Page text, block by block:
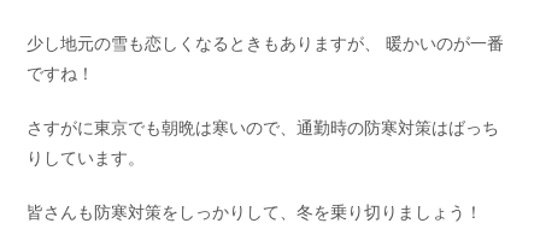
少し地元の雪も恋しくなるときもありますが、 暖かいのが一番
ですね！
さすがに東京でも朝晩は寒いので、通勤時の防寒対策はばっち
りしています。
皆さんも防寒対策をしっかりして、冬を乗り切りましょう！